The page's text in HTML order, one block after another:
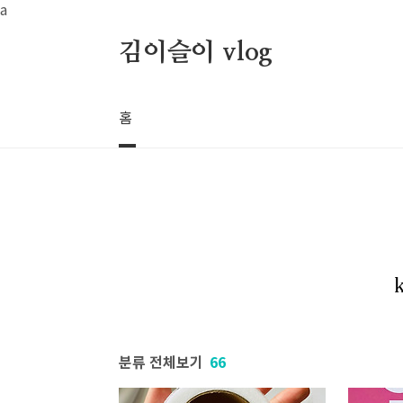
a
본문 바로가기
김이슬이 vlog
홈
분류 전체보기 66